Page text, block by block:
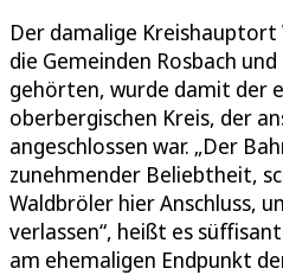
Der damalige Kreishauptort
die Gemeinden Rosbach
gehörten, wurde damit der
oberbergischen Kreis, der
angeschlossen war. „Der
zunehmender Beliebtheit,
Waldbröler hier Anschluss,
verlassen“, heißt es
am ehemaligen Endpunkt